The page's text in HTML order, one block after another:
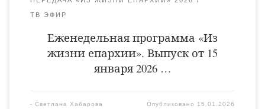
ТВ ЭФИР
Еженедельная программа «Из
жизни епархии». Выпуск от 15
января 2026 …
- Светлана Хабарова Опубликовано 15.01.2026